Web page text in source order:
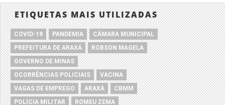
ETIQUETAS MAIS UTILIZADAS
COVID-19 PANDEMIA
CÂMARA MUNICIPAL
PREFEITURA DE ARAXÁ
ROBSON MAGELA
GOVERNO DE MINAS
OCORRÊNCIAS POLICIAIS
VACINA
VAGAS DE EMPREGO
ARAXÁ
CBMM
POLÍCIA MILITAR
ROMEU ZEMA